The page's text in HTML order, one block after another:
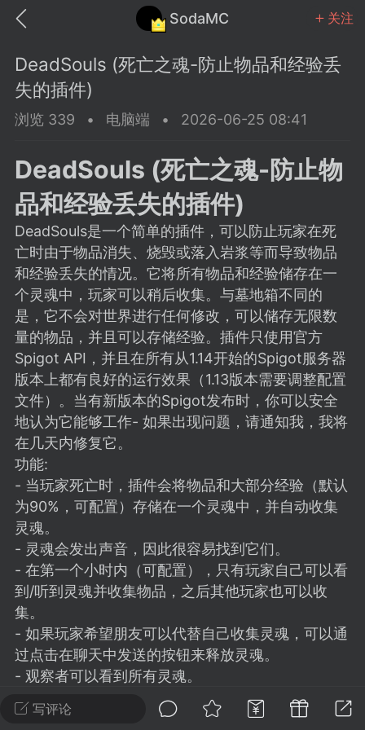
SodaMC 关注
中文社区 SodaMC
教程 材质 社区
潮涌核心
永久赞助者
11-27 02:06
电脑端 社区规则
议贴】SodaMC 的改进与建议 🧃
社区的建议&反馈板块，欢迎每
在这里畅所欲言，提出你对 社区功能、
、管理方式等方面 的任何想法！...
11 5.9k
潮涌核心
永久赞助者
24 23:37
电脑端 整合包分享
主页反馈贴
反馈你遇到的问题 以及 你期望的功能等
不方便可尝试通过邮箱与作者进行反馈
写评论
DeadSouls (死亡之魂-防止物品和经验丢
失的插件)
浏览 339 • 电脑端 • 2026-06-25 08:41
DeadSouls (死亡之魂-防止物
品和经验丢失的插件)
DeadSouls是一个简单的插件，可以防止玩家在死
亡时由于物品消失、烧毁或落入岩浆等而导致物品
和经验丢失的情况。它将所有物品和经验储存在一
个灵魂中，玩家可以稍后收集。与墓地箱不同的
是，它不会对世界进行任何修改，可以储存无限数
量的物品，并且可以存储经验。插件只使用官方
Spigot API，并且在所有从1.14开始的Spigot服务器
版本上都有良好的运行效果（1.13版本需要调整配置
文件）。当有新版本的Spigot发布时，你可以安全
地认为它能够工作- 如果出现问题，请通知我，我将
在几天内修复它。
功能:
- 当玩家死亡时，插件会将物品和大部分经验（默认
为90%，可配置）存储在一个灵魂中，并自动收集
灵魂。
- 灵魂会发出声音，因此很容易找到它们。
- 在第一个小时内（可配置），只有玩家自己可以看
到/听到灵魂并收集物品，之后其他玩家也可以收
集。
- 如果玩家希望朋友可以代替自己收集灵魂，可以通
过点击在聊天中发送的按钮来释放灵魂。
- 观察者可以看到所有灵魂。
- 如果背包空间不足，玩家只能收集自己背包可以携
带的物品，之后可以回去收集剩余的物品。